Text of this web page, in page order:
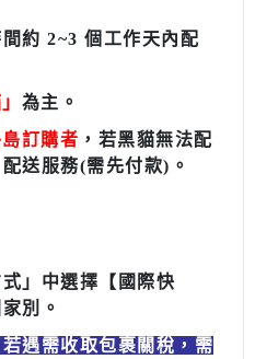
約 2~3 個工作天內配
為主 。
訂購者 ，若黑貓無法配
配送服務(需先付款)。
」中選擇【國際快
別。
遇需收取包裹關稅，需